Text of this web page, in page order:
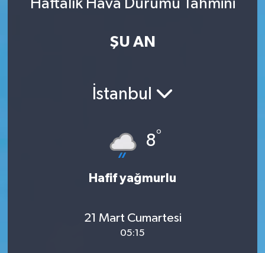
Haftalık Hava Durumu Tahmini
ŞU AN
İstanbul
8°
Hafif yağmurlu
21 Mart Cumartesi
05:15
Son Dakika Haberleri